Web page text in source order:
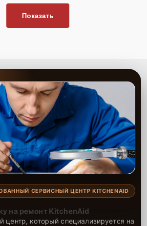
Показать
СЕРВИСНЫЙ ЦЕНТР KITCHENAID
на ремонт KitchenAid
который специализируется на